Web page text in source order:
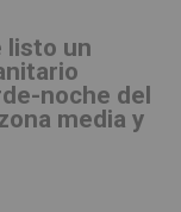
listo un
noche del
media y